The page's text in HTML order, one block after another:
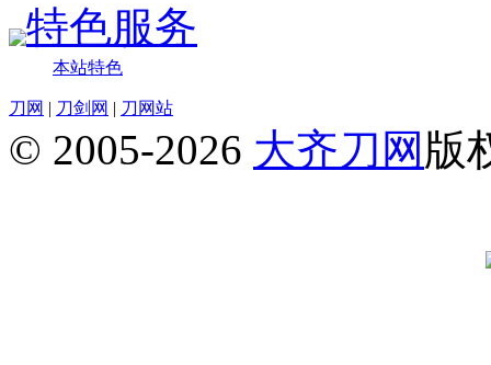
特色服务
本站特色
刀网 | 刀剑网 | 刀网站
© 2005-2026 大齐刀网 版